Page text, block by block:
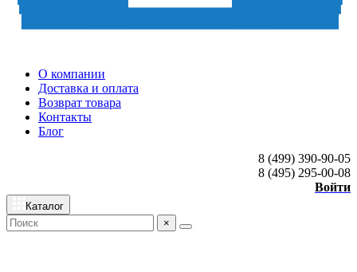
О компании
Доставка и оплата
Возврат товара
Контакты
Блог
8 (499) 390-90-05
8 (495) 295-00-08
Войти
Каталог
×